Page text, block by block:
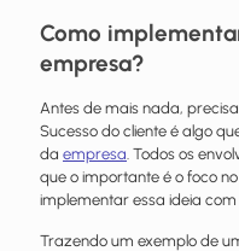
Como
empresa?
Antes de mais nada,
Sucesso do cliente é algo
da empresa . Todos os
que o importante é o foco
implementar essa ideia com
Trazendo um exemplo de